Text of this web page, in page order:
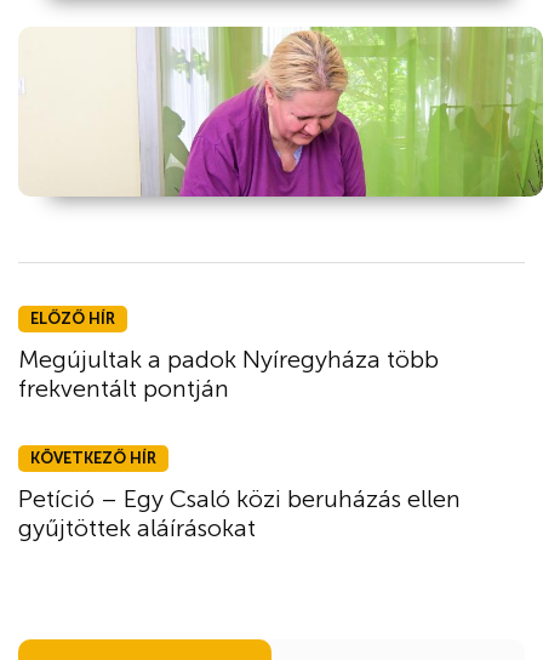
ELŐZŐ HÍR
Megújultak a padok Nyíregyháza több
frekventált pontján
KÖVETKEZŐ HÍR
Petíció – Egy Csaló közi beruházás ellen
gyűjtöttek aláírásokat